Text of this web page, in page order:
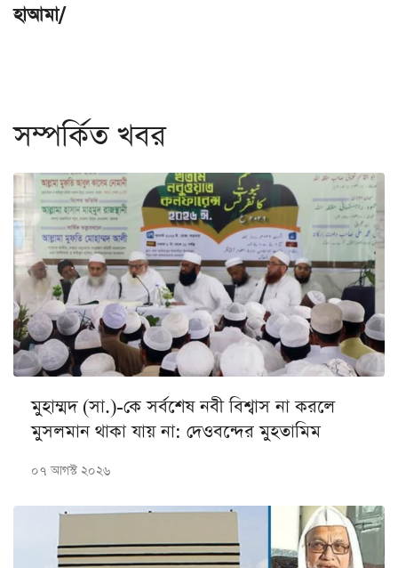
হাআমা/
সম্পর্কিত খবর
মুহাম্মদ (সা.)-কে সর্বশেষ নবী বিশ্বাস না করলে
মুসলমান থাকা যায় না: দেওবন্দের মুহতামিম
০৭ আগস্ট ২০২৬